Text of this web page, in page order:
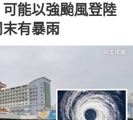
能以強颱風登陸
有暴雨